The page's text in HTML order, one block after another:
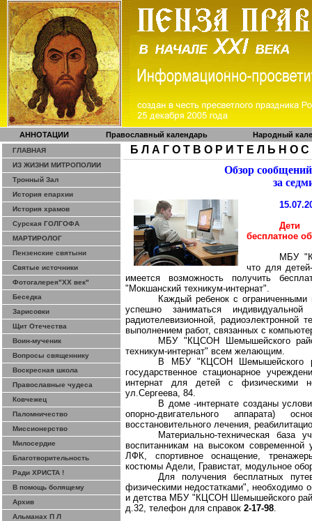
АННОТАЦИИ Православный календарь Народный
ГЛАВНАЯ
ИЗ ЖИЗНИ МИТРОПОЛИИ
Тронный Зал
История епархии
История храмов
Сурская ГОЛГОФА
МАРТИРОЛОГ
Пензенские святыни
Святые источники
Фотогалерея"ХХ век"
Беседка
Зарисовки
Щит Отечества
Воин-мученик
Вопросы священнику
Воскресная школа
Православные чудеса
Ковчежец
Паломничество
Миссионерство
Милосердие
Благотворительность
Ради ХРИСТА !
В помощь болящему
Архив
Альманах П Л
Б Л А Г О Т В О Р И Т Е Л Ь Н О С
Обзор
за
Дети
бесплатное
МБУ
что для
имеется возможность получить
" Мокшанский техникум-интернат".
Каждый ребенок с
успешно заниматься
радиотелевизионной, радиоэлектронной
выполнением работ, связанных с
МБУ "КЦСОН
Шемышейского
техникум-интернат" всем желающим.
В МБУ "КЦСОН
Шемышейского
государственное стационарное
интернат для детей с физическими
ул.Сергеева, 84.
В доме-интернате созданы
опорно-двигательного аппарата)
восстановительного лечения,
Материально-техническая база
воспитанникам на высоком
ЛФК, спортивное оснащение,
костюмы Адели, Гравистат, модульное
Для получения бесплатных
физическими недостатками", необходимо
и детства МБУ "КЦСОН Шемышейского
д.32, телефон для справок 2-17-98.